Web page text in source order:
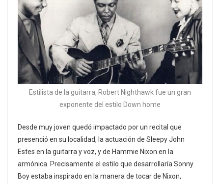
Estilista de la guitarra, Robert Nighthawk fue un gran
exponente del estilo Down home
Desde muy joven quedó impactado por un recital que
presenció en su localidad, la actuación de Sleepy John
Estes en la guitarra y voz, y de Hammie Nixon en la
armónica. Precisamente el estilo que desarrollaría Sonny
Boy estaba inspirado en la manera de tocar de Nixon,